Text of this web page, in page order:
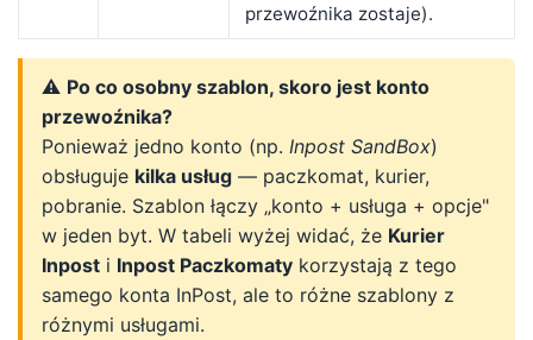
przewoźnika zostaje).
⚠️ Po co osobny szablon, skoro jest konto
przewoźnika?
Ponieważ jedno konto (np. Inpost SandBox)
obsługuje kilka usług — paczkomat, kurier,
pobranie. Szablon łączy „konto + usługa + opcje"
w jeden byt. W tabeli wyżej widać, że Kurier
Inpost i Inpost Paczkomaty korzystają z tego
samego konta InPost, ale to różne szablony z
różnymi usługami.